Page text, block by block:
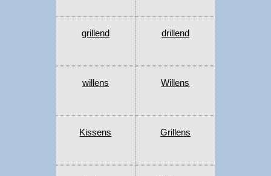
grillend drillend
willens Willens
Kissens Grillens